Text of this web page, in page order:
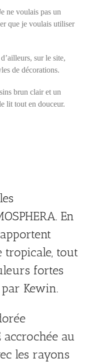
ne voulais pas un
que je voulais utiliser
sur le site,
de décorations.
brun clair et un
lit tout en douceur.
En
tropicale, tout
fortes
Kewin.
accrochée au
les rayons